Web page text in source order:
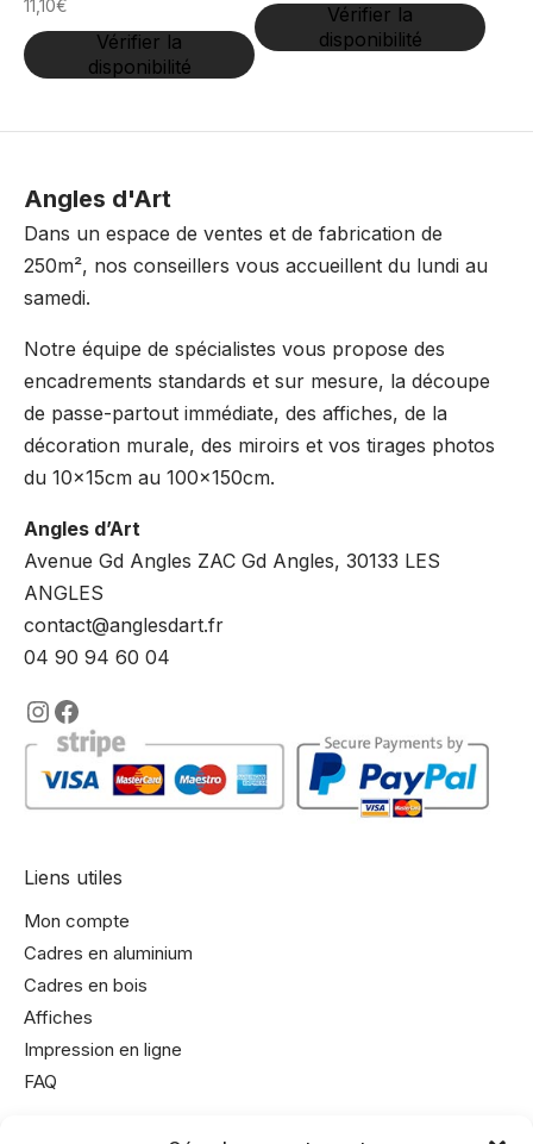
11,10€
Vérifier la
disponibilité
Vérifier la
disponibilité
Angles d'Art
Dans un espace de ventes et de fabrication de
250m², nos conseillers vous accueillent du lundi au
samedi.
Notre équipe de spécialistes vous propose des
encadrements standards et sur mesure, la découpe
de passe-partout immédiate, des affiches, de la
décoration murale, des miroirs et vos tirages photos
du 10x15cm au 100x150cm.
Angles d’Art
Avenue Gd Angles ZAC Gd Angles, 30133 LES
ANGLES
contact@anglesdart.fr
04 90 94 60 04
https://www.instagram.com/
https://www.facebook.com/
Liens utiles
Mon compte
Cadres en aluminium
Cadres en bois
Affiches
Impression en ligne
FAQ